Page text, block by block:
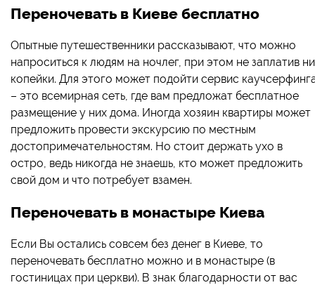
Переночевать в Киеве бесплатно
Опытные путешественники рассказывают, что можно
напроситься к людям на ночлег, при этом не заплатив ни
копейки. Для этого может подойти сервис
– это всемирная сеть, где вам предложат бесплатное
размещение у них дома. Иногда хозяин квартиры может
предложить провести экскурсию по местным
достопримечательностям. Но стоит держать ухо в
остро, ведь никогда не знаешь, кто может предложить
свой дом и что потребует взамен.
Переночевать в монастыре Киева
Если Вы остались совсем без денег в Киеве, то
переночевать бесплатно можно и в монастыре (в
гостиницах при церкви). В знак благодарности от вас